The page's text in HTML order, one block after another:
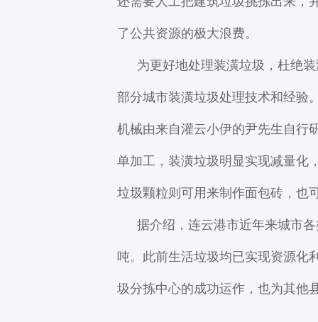
了公共资源的极大浪费。
为更好地处理装潢垃圾，杜绝
部分城市装潢垃圾处理技术和经验
机械由来自灌云小伊的尹先生自行
单加工，装潢垃圾明显实现减量化
垃圾颗粒则可用来制作面包砖，也
据介绍，连云港市近年来城市
吨。此前生活垃圾均已实现资源化
圾分拣中心的成功运作，也为其他